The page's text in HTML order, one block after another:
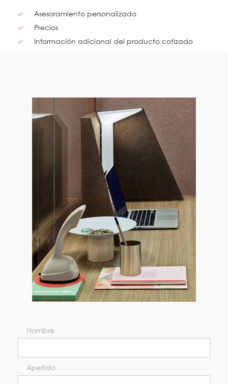
Asesoramiento personalizado
Precios
Información adicional del producto cotizado
Nombre
Apellido